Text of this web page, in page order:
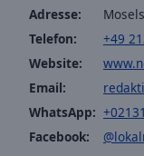
Edge
Style
Font
Family
Adresse:
Telefon:
+49
Website:
Email:
WhatsApp:
Facebook: